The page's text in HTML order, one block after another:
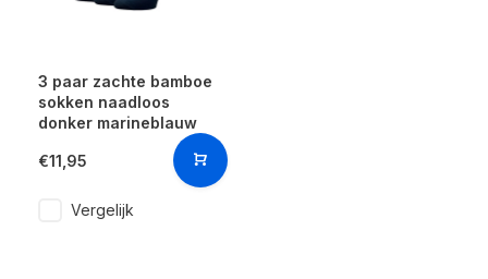
3 paar zachte bamboe
sokken naadloos
donker marineblauw
€11,95
Vergelijk